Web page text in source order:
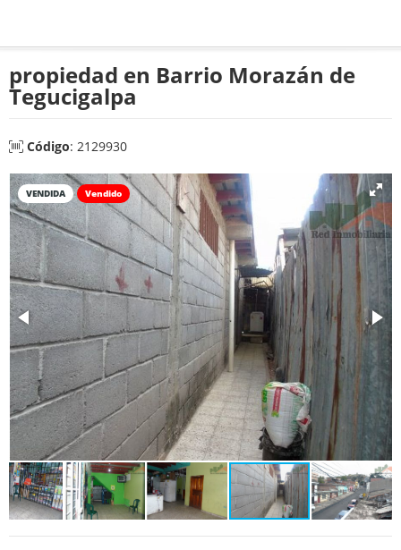
propiedad en Barrio Morazán de
Tegucigalpa
Código: 2129930
VENDIDA Vendido